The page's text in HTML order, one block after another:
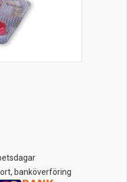
banköverföring